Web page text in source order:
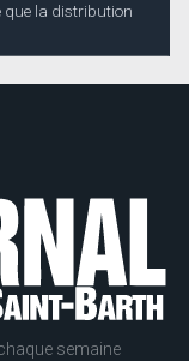
que la distribution
semaine